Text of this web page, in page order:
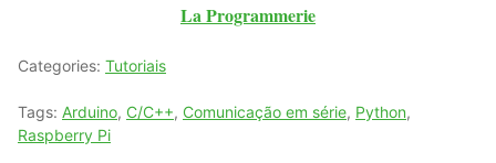
La Programmerie
Categories: Tutoriais
Tags: Arduino, C/C++, Comunicação em série, Python,
Raspberry Pi